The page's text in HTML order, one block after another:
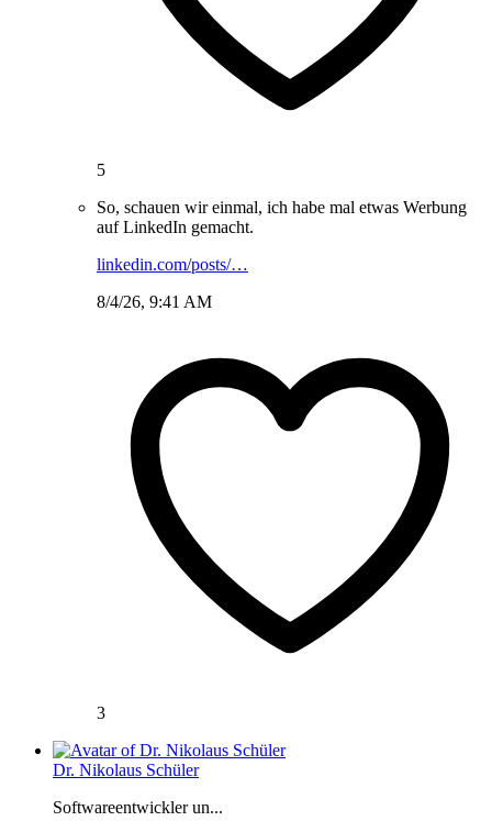
5
So, schauen wir einmal, ich habe mal etwas Werbung
auf LinkedIn gemacht.
linkedin.com/posts/…
8/4/26, 9:41 AM
3
Dr. Nikolaus Schüler
Softwareentwickler un...